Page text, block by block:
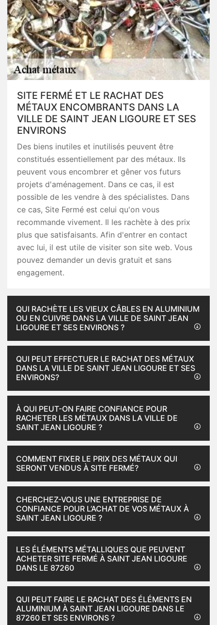
SITE FERMÉ ET LE RACHAT DES
MÉTAUX ENCOMBRANTS DANS LA
VILLE DE SAINT JEAN LIGOURE ET SES
ENVIRONS
Des biens inutiles et inutilisés peuvent être
constitués essentiellement par des métaux. Ils
peuvent vous encombrer et gêner vos futurs
projets d'aménagement. Dans ce cas, il est
possible de les vendre à des spécialistes. Dans
ce cas, Site Fermé est celui qu'on vous
recommande vivement. Il les rachète à des prix
plus que satisfaisants. Afin d'entrer en contact
avec lui, il est utile de visiter son site web. Vous
pouvez demander un devis gratuit et sans
engagement.
QUI RACHÈTE LES VIEUX CÂBLES EN ALUMINIUM
OU EN CUIVRE DANS LA VILLE DE SAINT JEAN
LIGOURE ET SES ENVIRONS ?
QUI PEUT EFFECTUER LE RACHAT DES MÉTAUX
DANS LA VILLE DE SAINT JEAN LIGOURE ET SES
ENVIRONS?
À QUI PEUT-ON FAIRE CONFIANCE POUR
RACHETER LES MÉTAUX DANS LA VILLE DE
SAINT JEAN LIGOURE ?
COMMENT FIXER LE PRIX DES MÉTAUX QUI
SERONT VENDUS À SITE FERMÉ?
CHERCHEZ-VOUS UNE ENTREPRISE DE
CONFIANCE POUR L’ACHAT DE VOS MÉTAUX À
SAINT JEAN LIGOURE ?
LES ÉLÉMENTS MÉTALLIQUES QUE PEUVENT
ACHETER SITE FERMÉ À SAINT JEAN LIGOURE
DANS LE 87260
QUI PEUT FAIRE LE RACHAT DES ÉLÉMENTS EN
ALUMINIUM À SAINT JEAN LIGOURE DANS LE
87260 ET SES ENVIRONS ?